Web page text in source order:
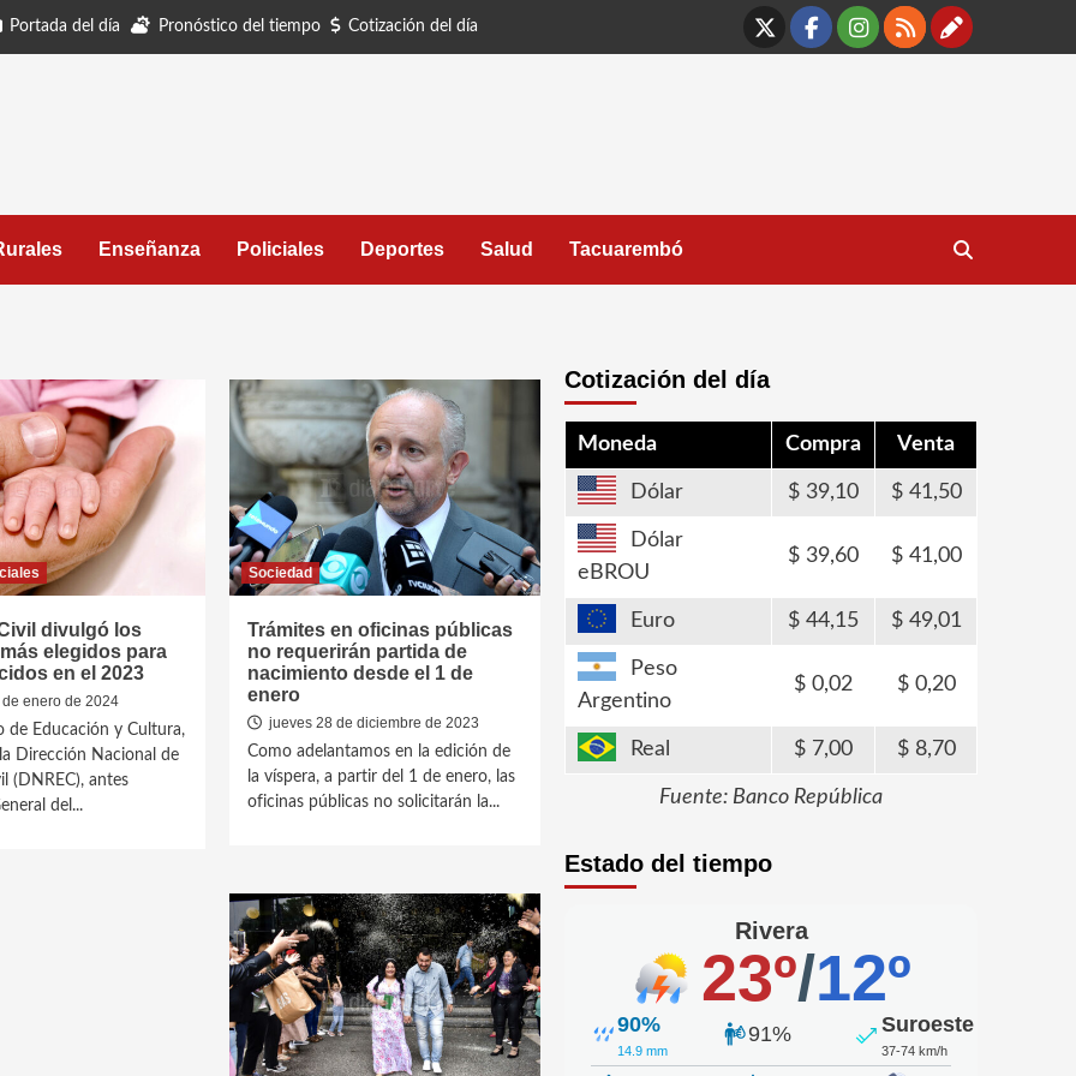
Portada del día Pronóstico del tiempo Cotización del día
X Facebook
Instagram
RSS
Enseñanza Policiales Deportes Salud Tacuarembó
divulgó los
elegidos para
en el 2023
enero de 2024
de Educación y Cultura,
Dirección Nacional de
(DNREC), antes
del...
Sociedad
Trámites en oficinas públicas
no requerirán partida de
nacimiento desde el 1 de
enero
jueves 28 de diciembre de 2023
Como adelantamos en la edición de
la víspera, a partir del 1 de enero, las
oficinas públicas no solicitarán la...
Cotización del día
Moneda Compra Venta
Dólar 39,10 41,50
Dólar
eBROU
39,60 41,00
Euro 44,15 49,01
Peso
Argentino
0,02 0,20
Real 7,00 8,70
Fuente: Banco República
Estado del tiempo
Rivera
23º/12º
90%
14.9 mm
91% Suroeste
37-74 km/h